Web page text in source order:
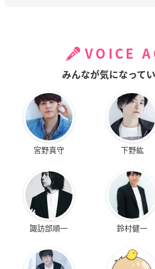
VOICE
みんなが気になって
宮野真守 下野紘
諏訪部順一 鈴村健一